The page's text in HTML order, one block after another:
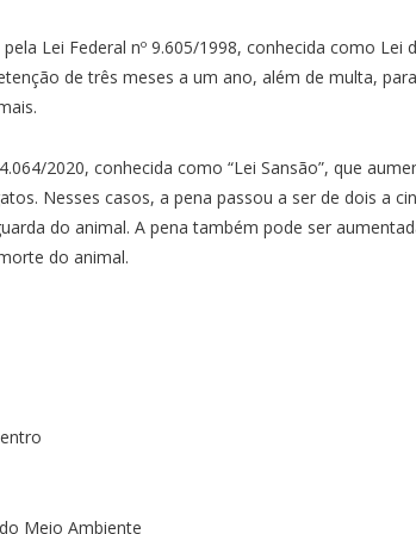
Lei Federal nº 9.605/1998, conhecida como Lei
de três meses a um ano, além de multa,
2020, conhecida como “Lei Sansão”, que
Nesses casos, a pena passou a ser de dois a
do animal. A pena também pode ser
do animal.
Meio Ambiente